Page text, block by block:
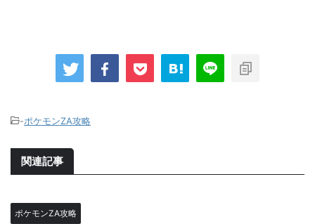
-ポケモンZA攻略
関連記事
ポケモンZA攻略